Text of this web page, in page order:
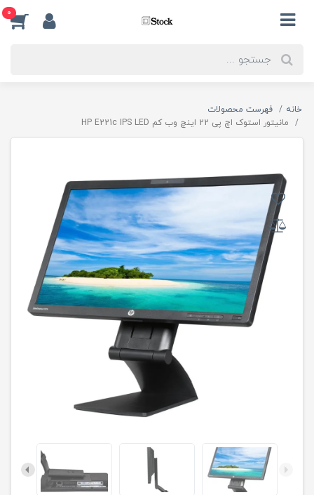
0
خانه
فهرست محصولات
مانیتور استوک اچ پی 22 اینچ وب کم HP E221c IPS LED